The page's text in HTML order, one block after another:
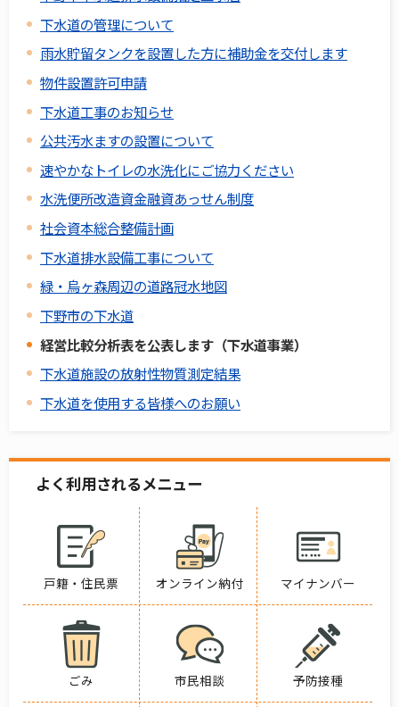
下水道の管理について
雨水貯留タンクを設置した方に補助金を交付します
物件設置許可申請
下水道工事のお知らせ
公共汚水ますの設置について
速やかなトイレの水洗化にご協力ください
水洗便所改造資金融資あっせん制度
社会資本総合整備計画
下水道排水設備工事について
緑・烏ヶ森周辺の道路冠水地図
下野市の下水道
経営比較分析表を公表します（下水道事業）
下水道施設の放射性物質測定結果
下水道を使用する皆様へのお願い
よく利用されるメニュー
戸籍・住民票 オンライン納付 マイナンバー
ごみ 市民相談 予防接種